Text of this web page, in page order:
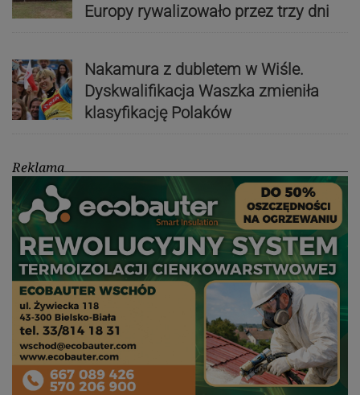
Europy rywalizowało przez trzy dni
Nakamura z dubletem w Wiśle.
Dyskwalifikacja Waszka zmieniła
klasyfikację Polaków
Reklama